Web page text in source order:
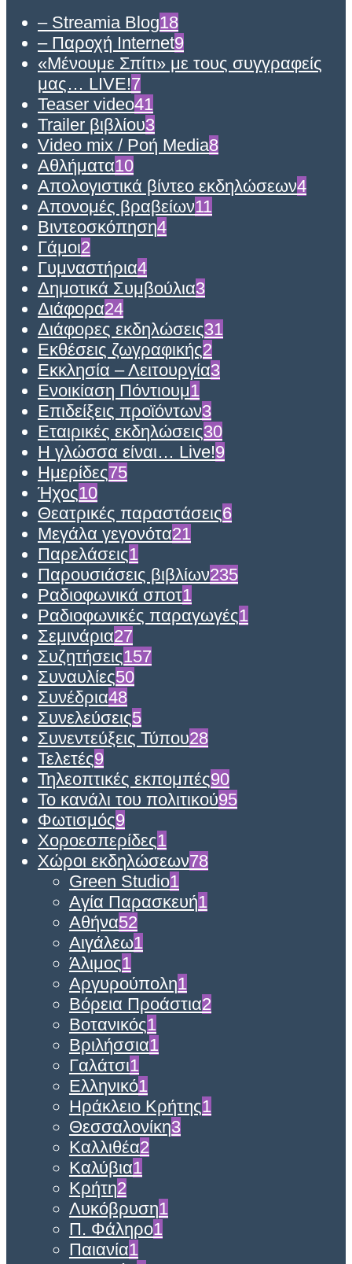
– Streamia Blog18
– Παροχή Internet9
«Μένουμε Σπίτι» με τους συγγραφείς
μας… LIVE!7
Teaser video41
Trailer βιβλίου3
Video mix / Ροή Media8
Αθλήματα10
Απολογιστικά βίντεο εκδηλώσεων4
Απονομές βραβείων11
Βιντεοσκόπηση4
Γάμοι2
Γυμναστήρια4
Δημοτικά Συμβούλια3
Διάφορα24
Διάφορες εκδηλώσεις31
Εκθέσεις ζωγραφικής2
Εκκλησία – Λειτουργία3
Ενοικίαση Πόντιουμ1
Επιδείξεις προϊόντων3
Εταιρικές εκδηλώσεις30
Η γλώσσα είναι… Live!9
Ημερίδες75
Ήχος10
Θεατρικές παραστάσεις6
Μεγάλα γεγονότα21
Παρελάσεις1
Παρουσιάσεις βιβλίων235
Ραδιοφωνικά σποτ1
Ραδιοφωνικές παραγωγές1
Σεμινάρια27
Συζητήσεις157
Συναυλίες50
Συνέδρια48
Συνελεύσεις5
Συνεντεύξεις Τύπου28
Τελετές9
Τηλεοπτικές εκπομπές90
Το κανάλι του πολιτικού95
Φωτισμός9
Χοροεσπερίδες1
Χώροι εκδηλώσεων78
Green Studio1
Αγία Παρασκευή1
Αθήνα52
Αιγάλεω1
Άλιμος1
Αργυρούπολη1
Βόρεια Προάστια2
Βοτανικός1
Βριλήσσια1
Γαλάτσι1
Ελληνικό1
Ηράκλειο Κρήτης1
Θεσσαλονίκη3
Καλλιθέα2
Καλύβια1
Κρήτη2
Λυκόβρυση1
Π. Φάληρο1
Παιανία1